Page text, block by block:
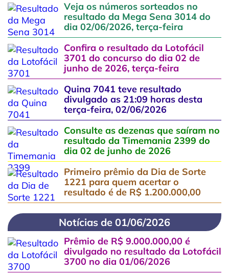
Veja os números sorteados no
resultado da Mega Sena 3014 do
dia 02/06/2026, terça-feira
Confira o resultado da Lotofácil
3701 do concurso do dia 02 de
junho de 2026, terça-feira
Quina 7041 teve resultado
divulgado as 21:09 horas desta
terça-feira, 02/06/2026
Consulte as dezenas que saíram no
resultado da Timemania 2399 do
dia 02 de junho de 2026
Primeiro prêmio da Dia de Sorte
1221 para quem acertar o
resultado é de R$ 1.200.000,00
Notícias de 01/06/2026
Prêmio de R$ 9.000.000,00 é
divulgado no resultado da Lotofácil
3700 no dia 01/06/2026